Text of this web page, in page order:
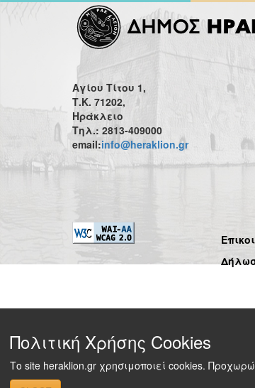
Αγίου Τίτου 1,
Τ.Κ. 71202,
Ηράκλειο
Τηλ.: 2813-409000
email:info@heraklion.gr
Πολιτική Χρήσης Cookies
Το site heraklion.gr χρησιμοποιεί cookies.